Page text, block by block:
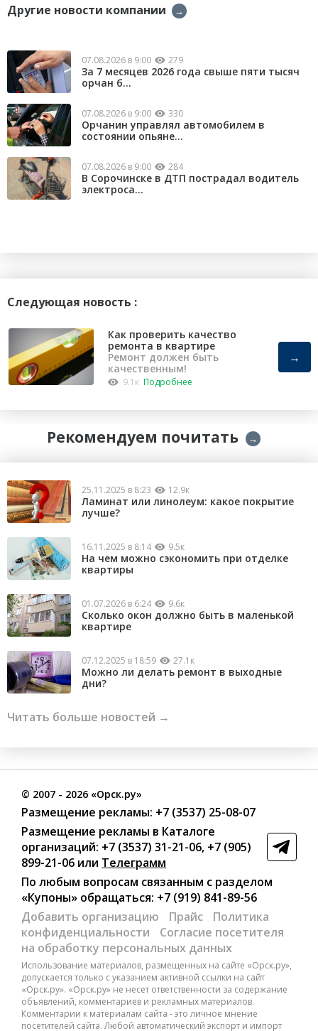
Другие новости компании →
07.08.2026 в 9:00 279
За 7 месяцев 2026 года свыше пяти тысяч
орчан б...
07.08.2026 в 9:00 330
Орчанин управлял автомобилем в
состоянии опьяне...
07.08.2026 в 9:00 284
В Сорочинске в ДТП пострадал водитель
электроса...
Следующая новость :
Как проверить качество
ремонта в квартире
Ремонт должен быть
качественным!
9.1к Подробнее
→
Рекомендуем почитать →
25.11.2025 в 8:23 12.9к
Ламинат или линолеум: какое покрытие
лучше?
16.11.2025 в 8:14 9.5к
На чем можно сэкономить при отделке
квартиры
01.07.2026 в 6:24 9.6к
Сколько окон должно быть в маленькой
квартире
07.12.2025 в 18:59 27.1к
Можно ли делать ремонт в выходные
дни?
Читать больше новостей →
© 2007 - 2026 «Орск.ру»
Размещение рекламы: +7 (3537) 25-08-07
Размещение рекламы в Каталоге
организаций: +7 (3537) 31-21-06, +7 (905)
899-21-06 или Телеграмм
По любым вопросам связанным с разделом
«Купоны» обращаться: +7 (919) 841-89-56
Добавить организацию
Прайс
Политика
конфиденциальности
Согласие посетителя
на обработку персональных данных
Использование материалов, размещенных на сайте «Орск.ру»,
допускается только с указанием активной ссылки на сайт
«Орск.ру». «Орск.ру» не несет ответственности за содержание
объявлений, комментариев и рекламных материалов.
Комментарии к материалам сайта - это личное мнение
посетителей сайта. Любой автоматический экспорт и импорт